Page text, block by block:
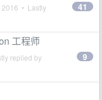
2016 • Lastly
41
工程师
replied by 9